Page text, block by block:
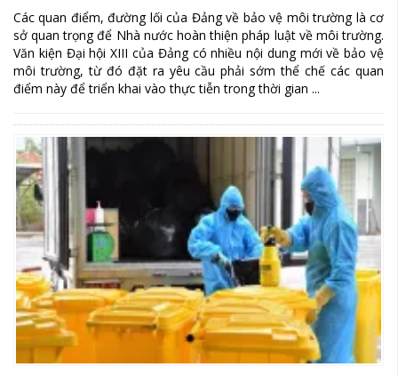
Các quan điểm, đường lối của Đảng về bảo vệ môi trường là cơ
sở quan trọng để Nhà nước hoàn thiện pháp luật về môi trường.
Văn kiện Đại hội XIII của Đảng có nhiều nội dung mới về bảo vệ
môi trường, từ đó đặt ra yêu cầu phải sớm thể chế các quan
điểm này để triển khai vào thực tiễn trong thời gian ...